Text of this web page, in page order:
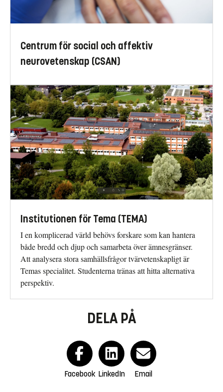
Centrum för social och affektiv
neurovetenskap (CSAN)
Institutionen för Tema (TEMA)
I en komplicerad värld behövs forskare som kan hantera
både bredd och djup och samarbeta över ämnesgränser.
Att analysera stora samhällsfrågor tvärvetenskapligt är
Temas specialitet. Studenterna tränas att hitta alternativa
perspektiv.
DELA PÅ
Facebook LinkedIn Email